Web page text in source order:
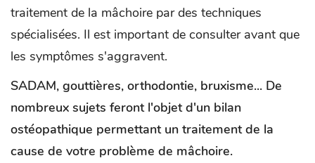
traitement de la mâchoire par des techniques
spécialisées. Il est important de consulter avant que
les symptômes s'aggravent.
SADAM, gouttières, orthodontie, bruxisme... De
nombreux sujets feront l'objet d'un bilan
ostéopathique permettant un traitement de la
cause de votre problème de mâchoire.